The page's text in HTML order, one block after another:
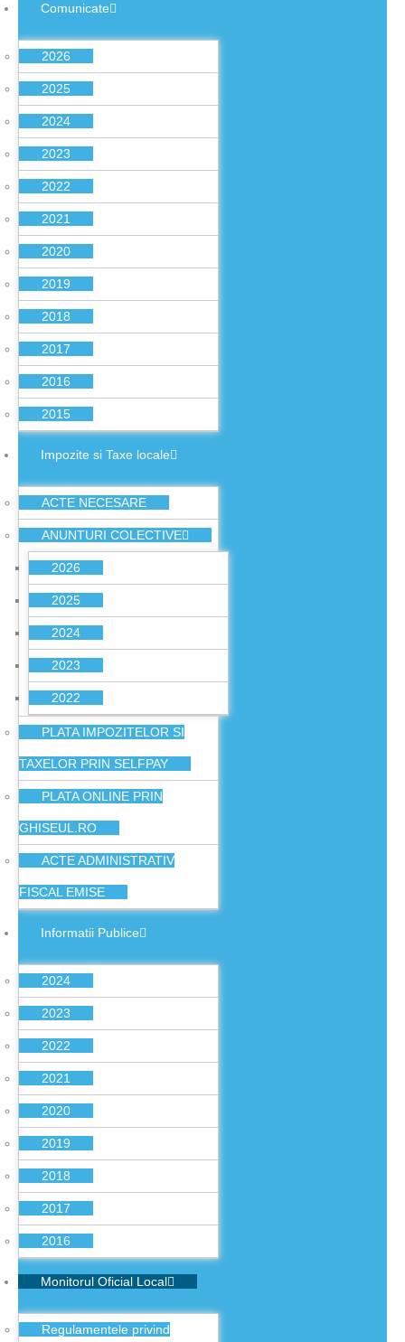
Comunicate
2026
2025
2024
2023
2022
2021
2020
2019
2018
2017
2016
2015
Impozite si Taxe locale
ACTE NECESARE
ANUNTURI COLECTIVE
2026
2025
2024
2023
2022
PLATA IMPOZITELOR SI
TAXELOR PRIN SELFPAY
PLATA ONLINE PRIN
GHISEUL.RO
ACTE ADMINISTRATIV
FISCAL EMISE
Informatii Publice
2024
2023
2022
2021
2020
2019
2018
2017
2016
Monitorul Oficial Local
Regulamentele privind